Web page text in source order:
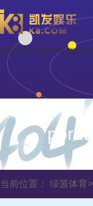
东风御龙12吨随车吊|随车吊
当前位置： 绿茵体育>